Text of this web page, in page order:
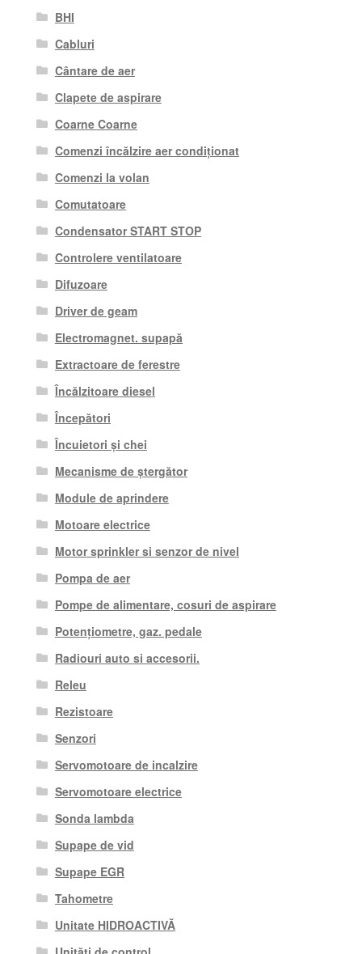
BHI
Cabluri
Cântare de aer
Clapete de aspirare
Coarne Coarne
Comenzi încălzire aer condiționat
Comenzi la volan
Comutatoare
Condensator START STOP
Controlere ventilatoare
Difuzoare
Driver de geam
Electromagnet. supapă
Extractoare de ferestre
Încălzitoare diesel
Începători
Încuietori și chei
Mecanisme de ștergător
Module de aprindere
Motoare electrice
Motor sprinkler si senzor de nivel
Pompa de aer
Pompe de alimentare, cosuri de aspirare
Potențiometre, gaz. pedale
Radiouri auto si accesorii.
Releu
Rezistoare
Senzori
Servomotoare de incalzire
Servomotoare electrice
Sonda lambda
Supape de vid
Supape EGR
Tahometre
Unitate HIDROACTIVĂ